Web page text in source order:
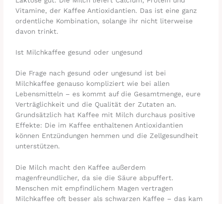
Vitamine, der Kaffee Antioxidantien. Das ist eine ganz
ordentliche Kombination, solange ihr nicht literweise
davon trinkt.
Ist Milchkaffee gesund oder ungesund
Die Frage nach gesund oder ungesund ist bei
Milchkaffee genauso kompliziert wie bei allen
Lebensmitteln – es kommt auf die Gesamtmenge, eure
Verträglichkeit und die Qualität der Zutaten an.
Grundsätzlich hat Kaffee mit Milch durchaus positive
Effekte: Die im Kaffee enthaltenen Antioxidantien
können Entzündungen hemmen und die Zellgesundheit
unterstützen.
Die Milch macht den Kaffee außerdem
magenfreundlicher, da sie die Säure abpuffert.
Menschen mit empfindlichem Magen vertragen
Milchkaffee oft besser als schwarzen Kaffee – das kam